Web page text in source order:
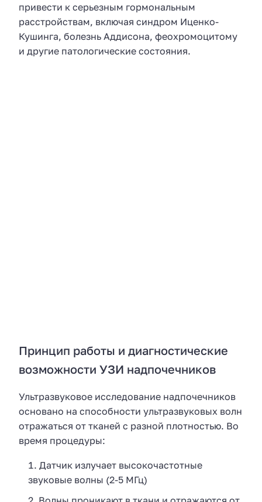
привести к серьезным гормональным
расстройствам, включая синдром Иценко-
Кушинга, болезнь Аддисона, феохромоцитому
и другие патологические состояния.
Принцип работы и диагностические
возможности УЗИ надпочечников
Ультразвуковое исследование надпочечников
основано на способности ультразвуковых волн
отражаться от тканей с разной плотностью. Во
время процедуры:
Датчик излучает высокочастотные
звуковые волны (2-5 МГц)